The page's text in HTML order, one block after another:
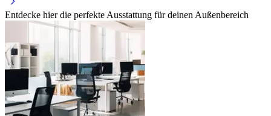
Entdecke hier die perfekte Ausstattung für deinen Außenbereich